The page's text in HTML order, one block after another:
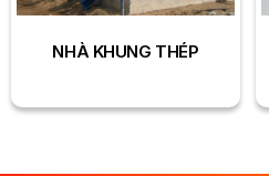
NHÀ KHUNG THÉP